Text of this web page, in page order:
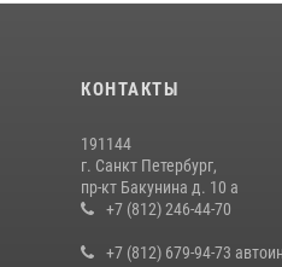
КОНТАКТЫ
191144
г. Санкт Петербург,
пр-кт Бакунина д. 10 а
+7 (812) 246-44-70
+7 (812) 679-94-73